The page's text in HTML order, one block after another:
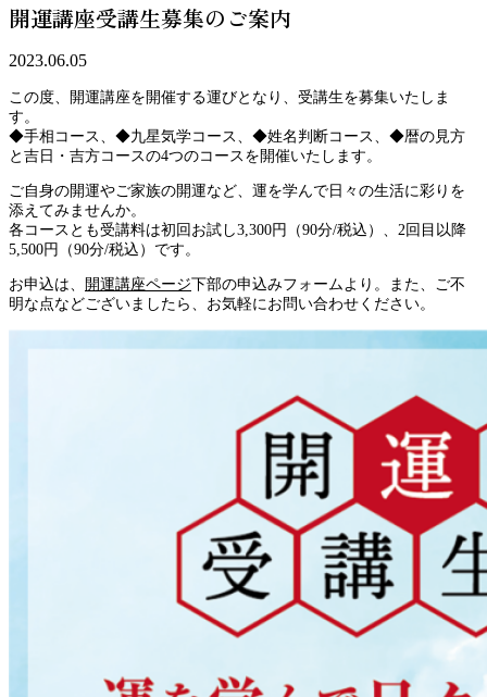
開運講座受講生募集のご案内
2023.06.05
この度、開運講座を開催する運びとなり、受講生を募集いたしま
す。
◆手相コース、◆九星気学コース、◆姓名判断コース、◆暦の見方
と吉日・吉方コースの4つのコースを開催いたします。
ご自身の開運やご家族の開運など、運を学んで日々の生活に彩りを
添えてみませんか。
各コースとも受講料は初回お試し3,300円（90分/税込）、2回目以降
5,500円（90分/税込）です。
お申込は、 開運講座ページ下部の申込みフォームより。また、ご不
明な点などございましたら、お気軽にお問い合わせください。